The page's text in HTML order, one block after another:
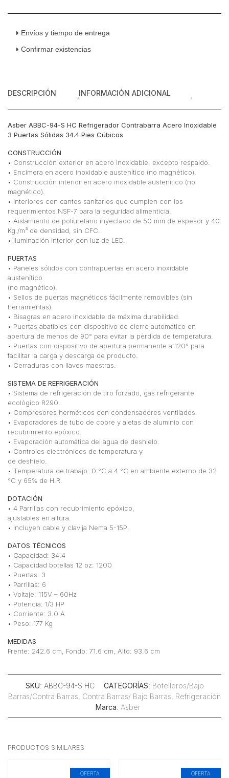
Puertas
34.4
Envíos y tiempo de entrega
Confirmar existencias
DESCRIPCIÓN INFORMACIÓN ADICIONAL
Asber ABBC-94-S HC Refrigerador Contrabarra Acero Inoxidable
3 Puertas Sólidas 34.4 Pies Cúbicos
CONSTRUCCIÓN
• Construcción exterior en acero inoxidable, excepto respaldo.
• Encimera en acero inoxidable austenítico (no magnético).
• Construcción interior en acero inoxidable austenítico (no
magnético).
• Interiores con cantos sanitarios que cumplen con los
requerimientos NSF-7 para la seguridad alimenticia.
• Aislamiento de poliuretano inyectado de 50 mm de espesor y 40
Kg./m³ de densidad, sin CFC.
• Iluminación interior con luz de LED.
PUERTAS
• Paneles sólidos con contrapuertas en acero inoxidable
austenítico
(no magnético).
• Sellos de puertas magnéticos fácilmente removibles (sin
herramientas).
• Bisagras en acero inoxidable de máxima durabilidad.
• Puertas abatibles con dispositivo de cierre automático en
apertura de menos de 90° para evitar la pérdida de temperatura.
• Puertas con dispositivo de apertura permanente a 120° para
facilitar la carga y descarga de producto.
• Cerraduras con llaves maestras.
SISTEMA DE REFRIGERACIÓN
• Sistema de refrigeración de tiro forzado, gas refrigerante
ecológico R290.
• Compresores herméticos con condensadores ventilados.
• Evaporadores de tubo de cobre y aletas de aluminio con
recubrimiento epóxico.
• Evaporación automática del agua de deshielo.
• Controles electrónicos de temperatura y
de deshielo.
• Temperatura de trabajo: 0 °C a 4 °C en ambiente externo de 32
°C y 65% de H.R.
DOTACIÓN
• 4 Parrillas con recubrimiento epóxico,
ajustables en altura.
• Incluyen cable y clavija Nema 5-15P.
DATOS TÉCNICOS
• Capacidad: 34.4
• Capacidad botellas 12 oz: 1200
• Puertas: 3
• Parrillas: 6
• Voltaje: 115V – 60Hz
• Potencia: 1/3 HP
• Corriente: 3.0 A
• Peso: 177 Kg
MEDIDAS
Frente: 242.6 cm, Fondo: 71.6 cm, Alto: 93.6 cm
SKU: ABBC-94-S HC CATEGORÍAS: Botelleros/Bajo
Barras/Contra Barras, Contra Barras/ Bajo Barras, Refrigeración
Marca: Asber
PRODUCTOS SIMILARES
OFERTA OFERTA